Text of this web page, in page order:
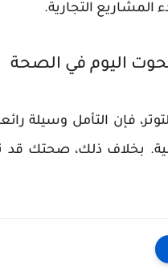
المشاريع التجارية.
اليوم في الصحة
فإن التأمل وسيلة
بخلاف ذلك، صحتك قد